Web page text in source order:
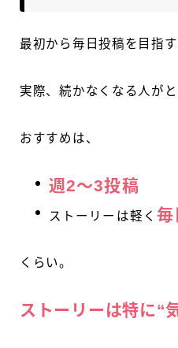
最初から毎日投稿を目指す
実際、続かなくなる人がと
おすすめは、
週2〜3投稿
ストーリーは軽く毎
くらい。
ストーリーは特に“